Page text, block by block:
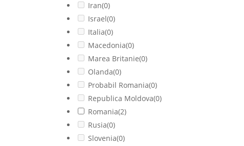
Iran(0)
Israel(0)
Italia(0)
Macedonia(0)
Marea Britanie(0)
Olanda(0)
Probabil Romania(0)
Republica Moldova(0)
Romania(2)
Rusia(0)
Slovenia(0)